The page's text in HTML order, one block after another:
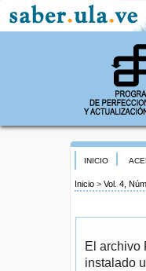
INICIO
Inicio > Vol. 4,
El archivo
instalado